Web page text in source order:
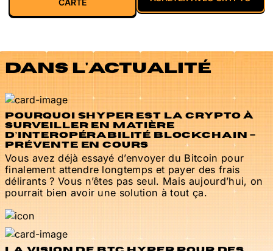
CARTE
DANS L'ACTUALITÉ
POURQUOI $HYPER EST LA CRYPTO À
SURVEILLER EN MATIÈRE
D’INTEROPÉRABILITÉ BLOCKCHAIN –
PRÉVENTE EN COURS
Vous avez déjà essayé d’envoyer du Bitcoin pour
finalement attendre longtemps et payer des frais
délirants ? Vous n’êtes pas seul. Mais aujourd’hui, on
pourrait bien avoir une solution à tout ça.